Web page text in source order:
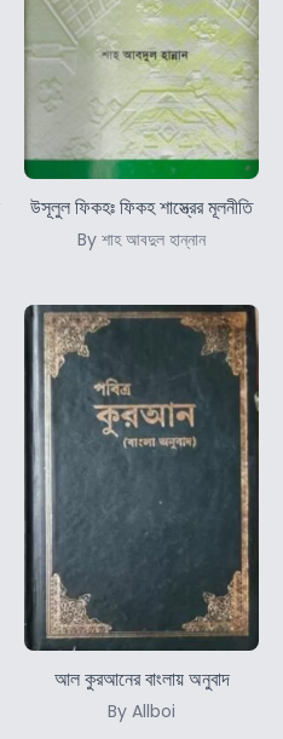
উসূলুল ফিকহঃ ফিকহ শাস্ত্রের মূলনীতি
By শাহ আবদুল হান্নান
আল কুরআনের বাংলায় অনুবাদ
By Allboi